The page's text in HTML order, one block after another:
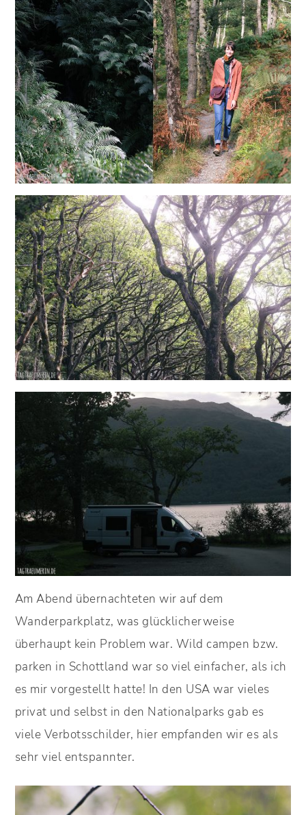
Am Abend übernachteten wir auf dem
Wanderparkplatz, was glücklicherweise
überhaupt kein Problem war. Wild campen bzw.
parken in Schottland war so viel einfacher, als ich
es mir vorgestellt hatte! In den USA war vieles
privat und selbst in den Nationalparks gab es
viele Verbotsschilder, hier empfanden wir es als
sehr viel entspannter.